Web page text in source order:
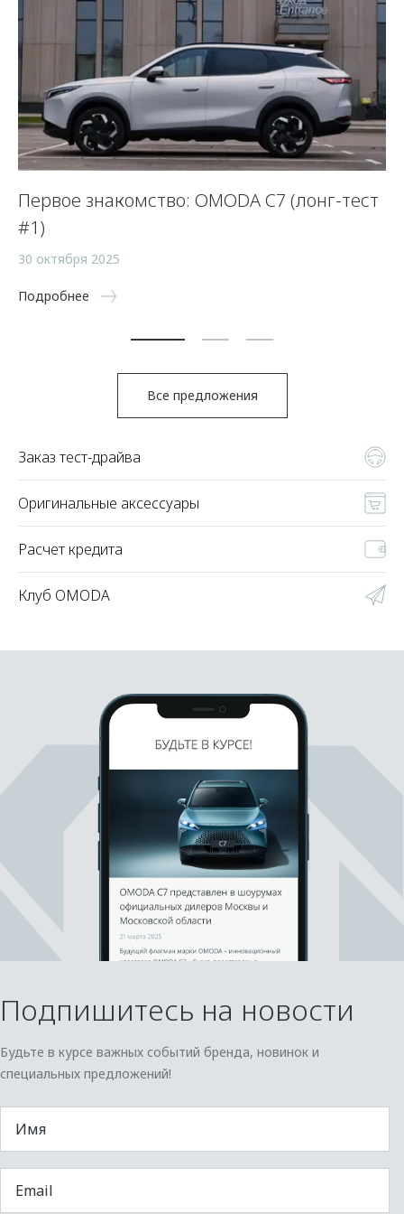
Первое знакомство: OMODA C7 (лонг-тест
#1)
30 октября 2025
Подробнее
Все предложения
Заказ тест-драйва
Оригинальные аксессуары
Расчет кредита
Клуб OMODA
Подпишитесь на новости
Будьте в курсе важных событий бренда, новинок и
специальных предложений!